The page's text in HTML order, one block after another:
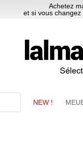
Achetez
et si vous
NEW !